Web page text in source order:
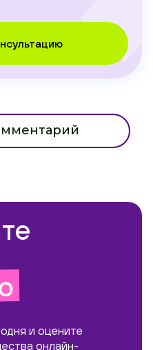
и оцените
онлайн-